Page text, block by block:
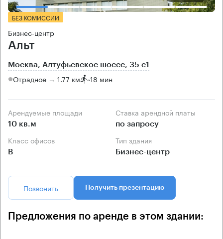
БЕЗ КОМИССИИ
Бизнес-центр
Альт
Москва, Алтуфьевское шоссе, 35 с1
Отрадное → 1.77 км ~18 мин
Арендуемые площади
10 кв.м
Ставка арендной платы
по запросу
Класс офисов
B
Тип здания
Бизнес-центр
Позвонить Получить презентацию
Предложения по аренде в этом здании: